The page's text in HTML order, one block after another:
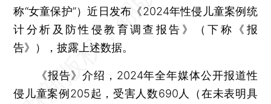
称“女童保护”）近日发布《2024年性侵儿童案例统
计分析及防性侵教育调查报告》（下称《报
告》），披露上述数据。
《报告》介绍，2024年全年媒体公开报道性
侵儿童案例205起，受害人数690人（在未表明具